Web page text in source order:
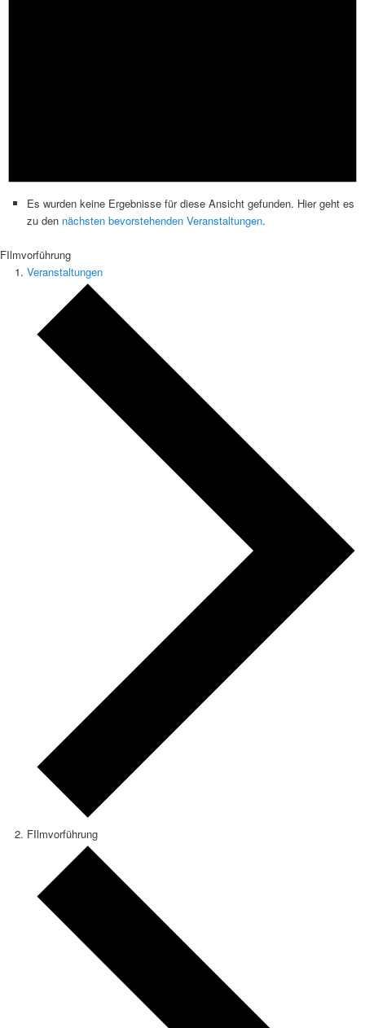
Es wurden keine Ergebnisse für diese Ansicht gefunden. Hier geht es
zu den nächsten bevorstehenden Veranstaltungen.
FIlmvorführung
Veranstaltungen
FIlmvorführung